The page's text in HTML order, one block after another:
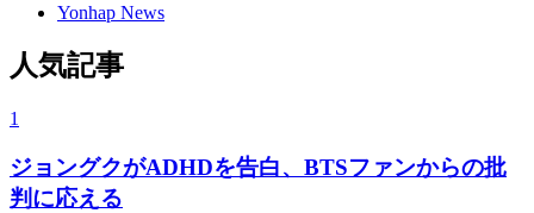
Yonhap News
人気記事
1
ジョングクがADHDを告白、BTSファンからの批
判に応える